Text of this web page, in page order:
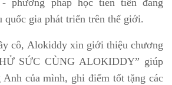
- phương pháp học tiên tiến đang
quốc gia phát triển trên thế giới.
cô, Alokiddy xin giới thiệu chương
SỨC CÙNG ALOKIDDY” giúp
của mình, ghi điểm tốt tặng các